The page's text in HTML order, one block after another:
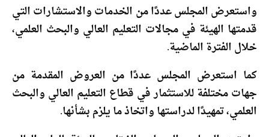
واستعرض المجلس عددًا من الخدمات والاستشارات التي
قدمتها الهيئة في مجالات التعليم العالي والبحث العلمي،
خلال الفترة الماضية.
كما استعرض المجلس عددًا من العروض المقدمة من
جهات مختلفة للاستثمار في قطاع التعليم العالي والبحث
العلمي، تمهيدًا لدراستها واتخاذ ما يلزم بشأنها.